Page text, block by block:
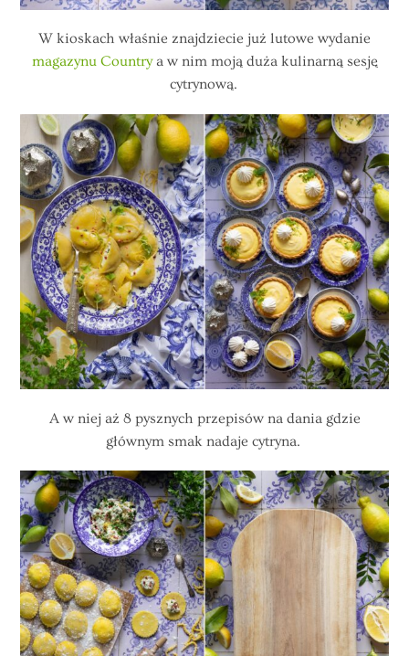
W kioskach właśnie znajdziecie już lutowe wydanie
magazynu Countrya w nim moją duża kulinarną sesję
cytrynową.
A w niej aż 8 pysznych przepisów na dania gdzie
głównym smak nadaje cytryna.